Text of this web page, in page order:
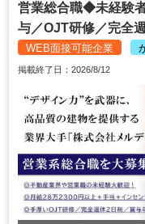
営業総合職◆未経験
与／OJT研修／完全
WEB面接可能企業
掲載終了日：2026/8/12